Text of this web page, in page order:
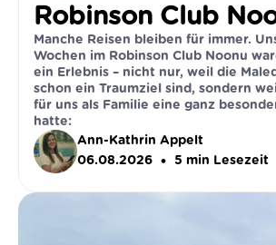
Robinson Club
Manche Reisen bleiben für immer.
Wochen im Robinson Club Noonu
ein Erlebnis – nicht nur, weil die
schon ein Traumziel sind, sondern
für uns als Familie eine ganz
hatte:
Ann-Kathrin Appelt
06.08.2026
• 5 min Lesezeit